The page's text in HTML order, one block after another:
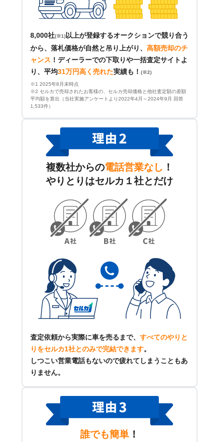
8,000社(※1) 以上が登録するオークションで競り合う
から、落札価格が自然と吊り上がり、 高額売却のチ
ャンス ！ ディーラーでの下取りや一括査定サイトよ
り、平均31万円高く売れた実績も！ (※2)
※1 2025年8月末時点
※2 セルカで売却されたお客様の、セルカ売却価格と他社査定額の差額
平均額を算出（当社実施アンケートより2022年4月～2024年9月 回答
1,533件）
複数社からの電話営業なし ！
やりとりはセルカ１社とだけ
査定依頼から実際に車を売るまで、 すべてのやりと
りをセルカ1社とのみで完結できます。
しつこい営業電話もないので疲れてしまうこともあ
りません。
誰でも簡単 ！